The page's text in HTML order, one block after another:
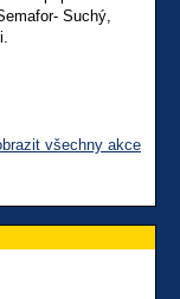
Suchý,
všechny akce